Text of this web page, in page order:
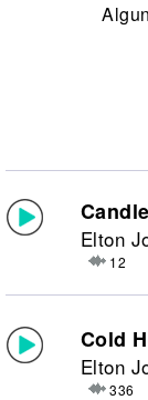
Elton
12
Cold
Elton
336